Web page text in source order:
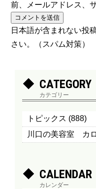
前、メールアドレス、
日本語が含まれない投
さい。（スパム対策）
CATEGORY
カテゴリー
トピックス (888)
川口の美容室 カ
CALENDAR
カレンダー